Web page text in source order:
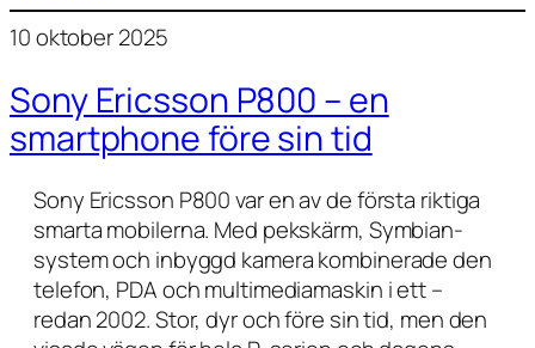
10 oktober 2025
Sony Ericsson P800 – en
smartphone före sin tid
Sony Ericsson P800 var en av de första riktiga
smarta mobilerna. Med pekskärm, Symbian-
system och inbyggd kamera kombinerade den
telefon, PDA och multimediamaskin i ett –
redan 2002. Stor, dyr och före sin tid, men den